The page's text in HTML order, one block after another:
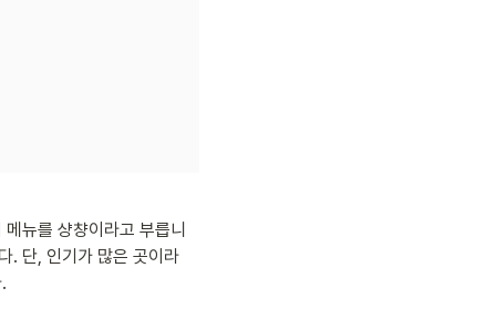
뉴를 샹챵이라고 부릅니
. 단, 인기가 많은 곳이라